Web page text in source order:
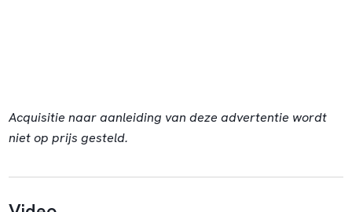
Acquisitie naar aanleiding van deze advertentie wordt
niet op prijs gesteld.